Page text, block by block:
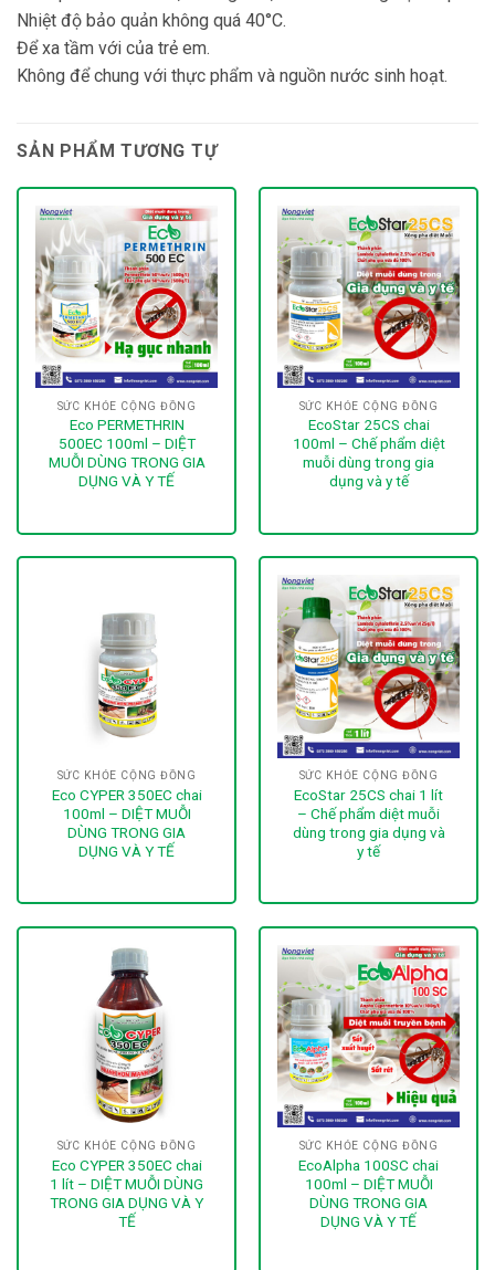
Nhiệt độ bảo quản không quá 40°C.
Để xa tầm với của trẻ em.
Không để chung với thực phẩm và nguồn nước sinh hoạt.
SẢN PHẨM TƯƠNG TỰ
SỨC KHỎE CỘNG ĐỒNG
Eco PERMETHRIN
500EC 100ml – DIỆT
MUỖI DÙNG TRONG GIA
DỤNG VÀ Y TẾ
SỨC KHỎE CỘNG ĐỒNG
EcoStar 25CS chai
100ml – Chế phẩm diệt
muỗi dùng trong gia
dụng và y tế
SỨC KHỎE CỘNG ĐỒNG
Eco CYPER 350EC chai
100ml – DIỆT MUỖI
DÙNG TRONG GIA
DỤNG VÀ Y TẾ
SỨC KHỎE CỘNG ĐỒNG
EcoStar 25CS chai 1 lít
– Chế phẩm diệt muỗi
dùng trong gia dụng và
y tế
SỨC KHỎE CỘNG ĐỒNG
Eco CYPER 350EC chai
1 lít – DIỆT MUỖI DÙNG
TRONG GIA DỤNG VÀ Y
TẾ
SỨC KHỎE CỘNG ĐỒNG
EcoAlpha 100SC chai
100ml – DIỆT MUỖI
DÙNG TRONG GIA
DỤNG VÀ Y TẾ